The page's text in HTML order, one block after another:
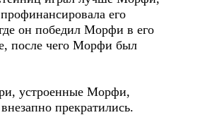
его
он победил Морфи в его
после чего Морфи был
устроенные Морфи,
прекратились.